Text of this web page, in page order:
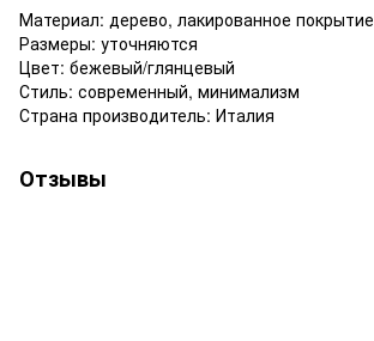
Материал: дерево, лакированное покрытие
Размеры: уточняются
Цвет: бежевый/глянцевый
Стиль: современный, минимализм
Страна производитель: Италия
Отзывы